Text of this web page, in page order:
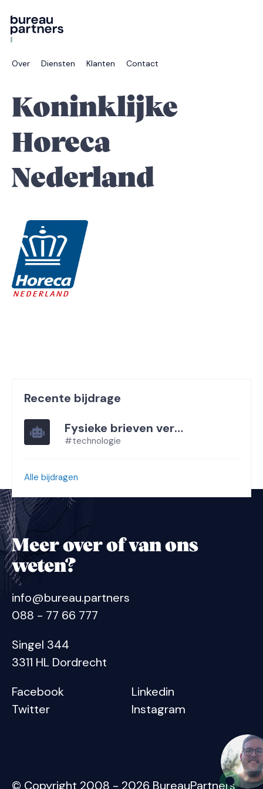
Over Diensten Klanten Contact
Koninklijke
Horeca
Nederland
Meer over of van ons
weten?
info@bureau.partners
088 - 77 66 777
Singel 344
3311 HL Dordrecht
Facebook
Twitter
Linkedin
Instagram
Recente bijdrage
Fysieke brieven versturen via API
#technologie
Alle bijdragen
© Copyright 2008 - 2026 BureauPartners